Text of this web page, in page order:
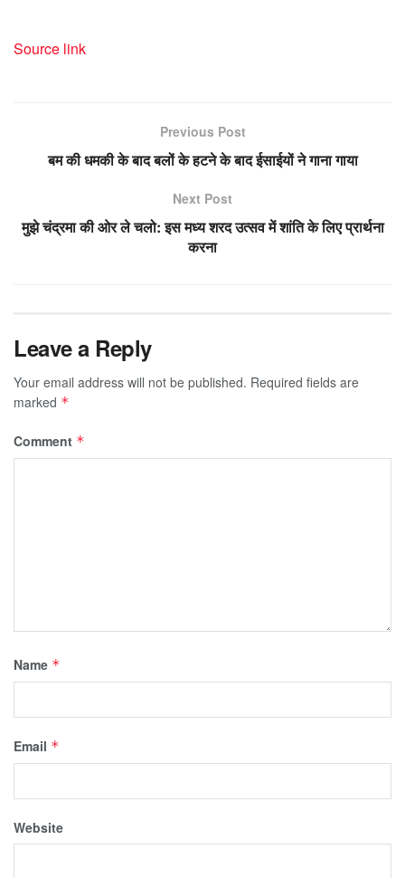
Source link
Previous Post
बम की धमकी के बाद बलों के हटने के बाद ईसाईयों ने गाना गाया
Next Post
मुझे चंद्रमा की ओर ले चलो: इस मध्य शरद उत्सव में शांति के लिए प्रार्थना
करना
Leave a Reply
Your email address will not be published. Required fields are
marked *
Comment *
Name *
Email *
Website